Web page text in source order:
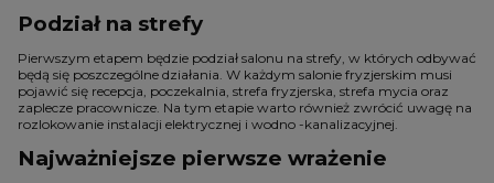
Podział na strefy
Pierwszym etapem będzie podział salonu na strefy, w których odbywać
będą się poszczególne działania. W każdym salonie fryzjerskim musi
pojawić się recepcja, poczekalnia, strefa fryzjerska, strefa mycia oraz
zaplecze pracownicze. Na tym etapie warto również zwrócić uwagę na
rozlokowanie instalacji elektrycznej i wodno -kanalizacyjnej.
Najważniejsze pierwsze wrażenie